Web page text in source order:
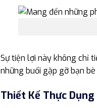
Sự tiện lợi này không chỉ
những buổi gặp gỡ bạn
Thiết Kế Thực Dụng